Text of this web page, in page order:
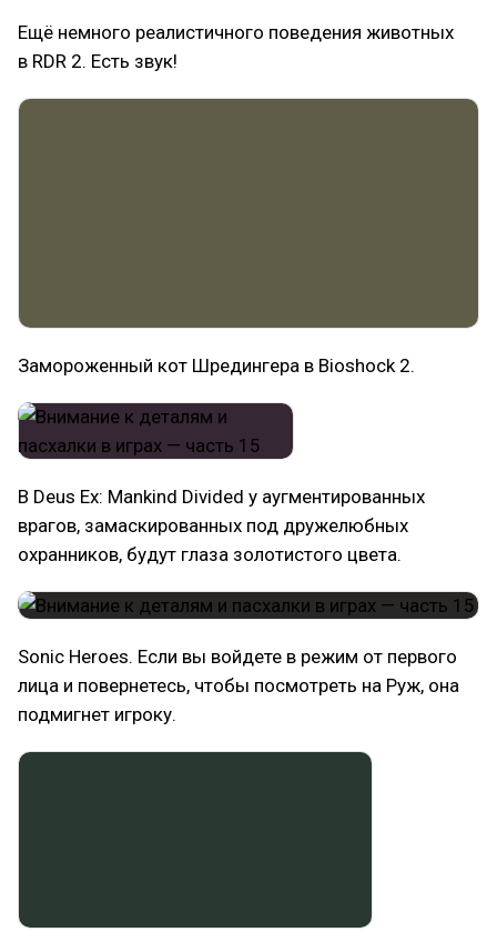
Ещё немного реалистичного поведения животных
в RDR 2. Есть звук!
Замороженный кот Шредингера в Bioshock 2.
В Deus Ex: Mankind Divided у аугментированных
врагов, замаскированных под дружелюбных
охранников, будут глаза золотистого цвета.
Sonic Heroes. Если вы войдете в режим от первого
лица и повернетесь, чтобы посмотреть на Руж, она
подмигнет игроку.